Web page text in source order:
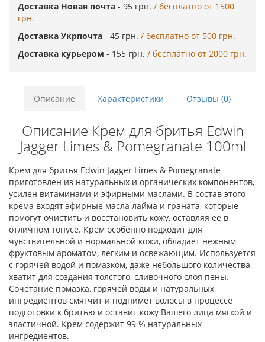
Доставка Новая почта - 95 грн. / бесплатно от 1500
грн.
Доставка Укрпочта - 45 грн. / бесплатно от 500 грн.
Доставка курьером - 155 грн. / бесплатно от 2000 грн.
Описание Характеристики Отзывы (0)
Описание Крем для бритья Edwin
Jagger Limes & Pomegranate 100ml
Крем для бритья Edwin Jagger Limes & Pomegranate
приготовлен из натуральных и органических компонентов,
усилен витаминами и эфирными маслами. В состав этого
крема входят эфирные масла лайма и граната, которые
помогут очистить и восстановить кожу, оставляя ее в
отличном тонусе. Крем особенно подходит для
чувствительной и нормальной кожи, обладает нежным
фруктовым ароматом, легким и освежающим. Используется
с горячей водой и помазком, даже небольшого количества
хватит для создания толстого, сливочного слоя пены.
Сочетание помазка, горячей воды и натуральных
ингредиентов смягчит и поднимет волосы в процессе
подготовки к бритью и оставит кожу Вашего лица мягкой и
эластичной. Крем содержит 99 % натуральных
ингредиентов.